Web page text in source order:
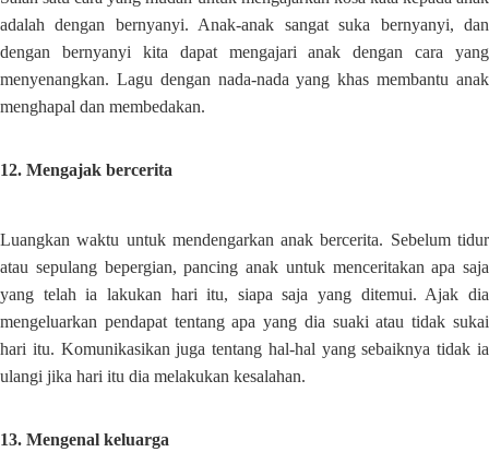
adalah dengan bernyanyi. Anak-anak sangat suka bernyanyi, dan
dengan bernyanyi kita dapat mengajari anak dengan cara yang
menyenangkan. Lagu dengan nada-nada yang khas membantu anak
menghapal dan membedakan.
12. Mengajak bercerita
Luangkan waktu untuk mendengarkan anak bercerita. Sebelum tidur
atau sepulang bepergian, pancing anak untuk menceritakan apa saja
yang telah ia lakukan hari itu, siapa saja yang ditemui. Ajak dia
mengeluarkan pendapat tentang apa yang dia suaki atau tidak sukai
hari itu. Komunikasikan juga tentang hal-hal yang sebaiknya tidak ia
ulangi jika hari itu dia melakukan kesalahan.
13. Mengenal keluarga